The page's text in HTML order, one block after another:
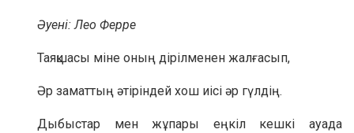
Әуені: Лео Ферре
Таяқшасы міне оның дірілменен жалғасып,
Әр заматтың әтіріндей хош иісі әр гүлдің.
Дыбыстар мен жұпары еңкіл кешкі ауада